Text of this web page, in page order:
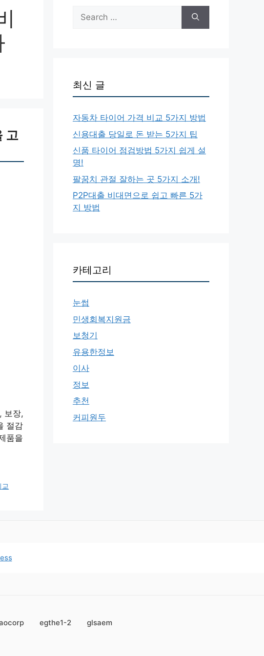
고
보장,
절감
품을
Search
for:
최신 글
자동차 타이어 가격 비교 5가지 방법
신용대출 당일로 돈 받는 5가지 팁
신품 타이어 점검방법 5가지 쉽게 설
명!
팔꿈치 관절 잘하는 곳 5가지 소개!
P2P대출 비대면으로 쉽고 빠른 5가
지 방법
카테고리
눈썹
민생회복지원금
보청기
유용한정보
이사
정보
추천
커피원두
egthe1-2 glsaem